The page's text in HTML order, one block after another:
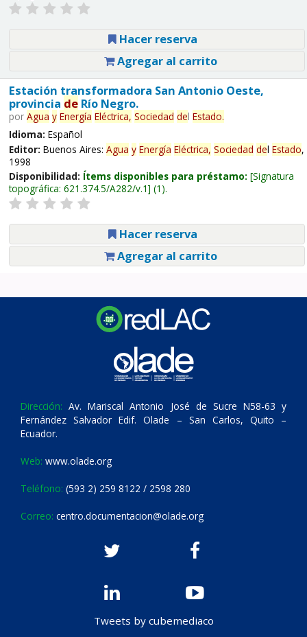
Hacer reserva
Agregar al carrito
Estación transformadora San Antonio Oeste,
provincia deRío Negro.
por Agua y Energía Eléctrica, Sociedad del Estado.
Idioma: Español
Editor: Buenos Aires: Agua y Energía Eléctrica, Sociedad del Estado,
1998
Disponibilidad: Ítems disponibles para préstamo: Signatura
topográfica: 621.374.5/A282/v.1 (1).
Hacer reserva
Agregar al carrito
Dirección: Av. Mariscal Antonio José de Sucre N58-63 y
Fernández Salvador Edif. Olade – San Carlos, Quito –
Ecuador.
Web: www.olade.org
Teléfono: (593 2) 259 8122 / 2598 280
Correo: centro.documentacion@olade.org
Tweets by cubemediaco